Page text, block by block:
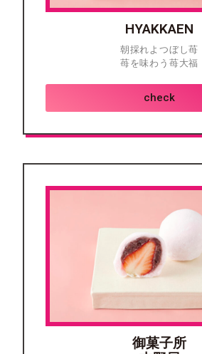
HYAKKAEN
朝採れよつぼし苺
苺を味わう苺大福
check
御菓子所